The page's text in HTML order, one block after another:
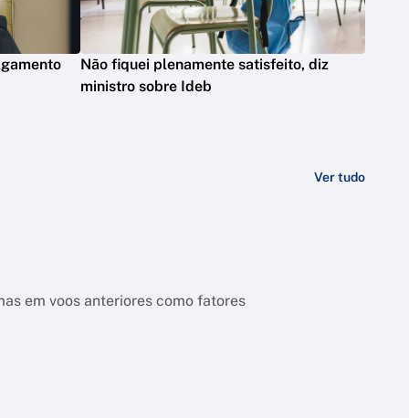
Não fiquei plenamente satisfeito, diz
ministro sobre Ideb
Ver tudo
em voos anteriores como fatores